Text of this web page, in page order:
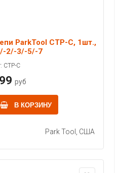
ParkTool CTP-C, 1шт.,
2/-3/-5/-7
CTP-C
руб
В КОРЗИНУ
Park Tool, США